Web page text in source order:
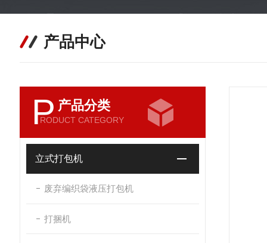
产品中心
P 产品分类
RODUCT CATEGORY
立式打包机
废弃编织袋液压打包机
打捆机